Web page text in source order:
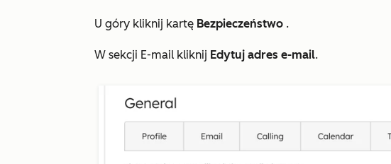
U góry kliknij kartę Bezpieczeństwo .
W sekcji E-mail kliknij Edytuj adres e-mail.